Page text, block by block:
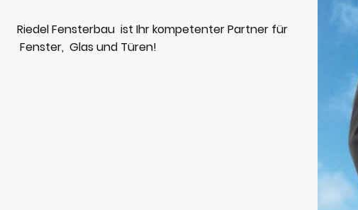
Riedel Fensterbau ist Ihr kompetenter Partner für
Fenster, Glas und Türen!